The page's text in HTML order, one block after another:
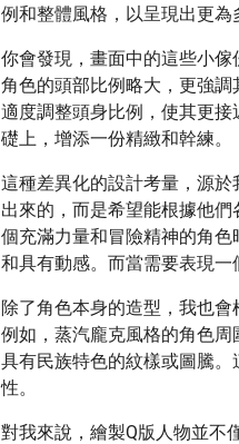
例和整體風格，以呈現出更為
你會發現，畫面中的這些小
角色的頭部比例略大，更強
適度調整頭身比例，使其更
礎上，增添一份精緻和幹練。
這種差異化的設計考量，源
出來的，而是希望能根據他
個充滿力量和冒險精神的角
和具有動感。而當需要表現一
除了角色本身的造型，我也
例如，蒸汽龐克風格的角色
具有民族特色的紋樣或圖騰
性。
對我來說，繪製Q版人物並不